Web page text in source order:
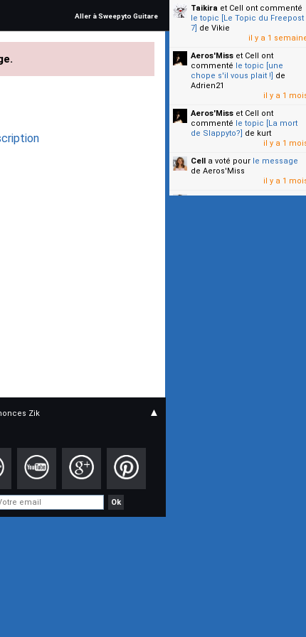
Aller à Sweepyto Guitare
Taikira et Cell ont commenté
le topic [Le Topic du Freepost
7] de Vikie
il y a 1
Aeros'Miss et Cell ont
commenté le topic [une
chope s'il vous plait !] de
Adrien21
il y a 1
Aeros'Miss et Cell ont
commenté le topic [La mort
de Slappyto?] de kurt
il y a 1
Cell a voté pour le message
de Aeros'Miss
il y a 1
Cella voté pourle message
Zik ▲